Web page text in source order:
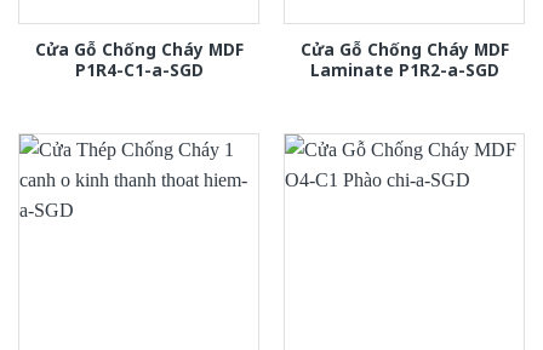
Cửa Gỗ Chống Cháy MDF
P1R4-C1-a-SGD
Cửa Gỗ Chống Cháy MDF
Laminate P1R2-a-SGD